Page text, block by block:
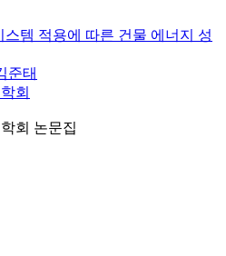
템 적용에 따른 건물 에너지 성
준태
회
회 논문집